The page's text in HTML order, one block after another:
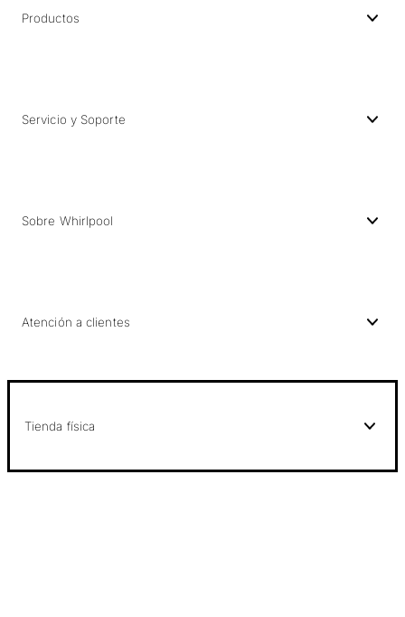
Productos
Servicio y Soporte
Sobre Whirlpool
Atención a clientes
Tienda física